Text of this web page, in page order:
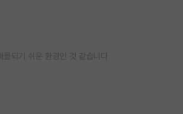
되기 쉬운 환경인 것 같습니다